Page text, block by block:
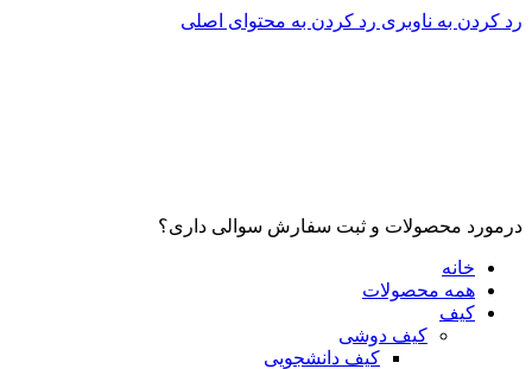
رد کردن به ناوبری رد کردن به محتوای اصلی
درمورد محصولات و ثبت سفارش سوالی داری؟
خانه
همه محصولات
کیف
کیف دوشی
کیف دانشجویی